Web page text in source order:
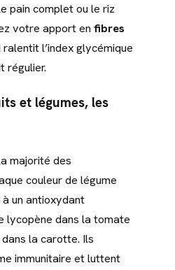
pain complet ou le riz
votre apport en fibres
ralentit l’index glycémique
régulier.
et légumes, les
majorité des
couleur de légume
un antioxydant
lycopène dans la tomate
la carotte. Ils
immunitaire et luttent